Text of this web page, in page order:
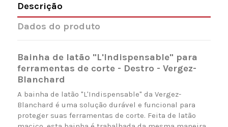
Descrição
Dados do produto
Bainha de latão "L'Indispensable" para
ferramentas de corte - Destro - Vergez-
Blanchard
A bainha de latão "L'Indispensable" da Vergez-
Blanchard é uma solução durável e funcional para
proteger suas ferramentas de corte. Feita de latão